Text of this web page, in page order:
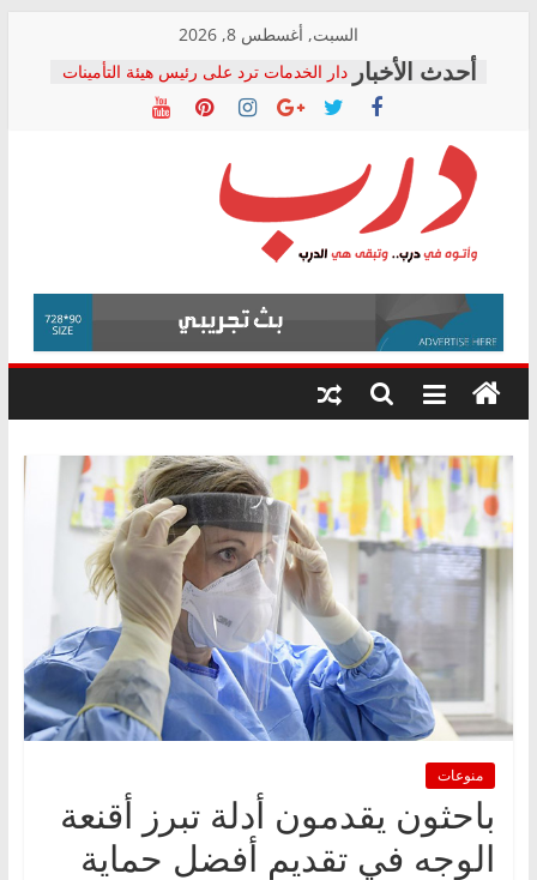
content
السبت, أغسطس 8, 2026
دار الخدمات ترد على رئيس هيئة التأمينات
بعد مؤتمره الصحفي: إنكار الأزمة لا ينهي
معاناة أصحاب المعاشات.. ونطالب بكشف
فرحات سليمان يكتب: القطاع الصحي إلى
أين؟
حزب التحالف الشعبي يطلق لجنة “الحق
في الصحة” بالإسكندرية لرصد الانتهاكات
ودعم المرضى
الوزاري لمدينة الصحفيين.. وانتهاء أعمال
إنشاء المبنى الإداري
المجلس القومي لحقوق الإنسان يعلن
متابعة قضية الدكتور محمد زهران.. ويؤكد:
قرينة البراءة وضمانات المحاكمة العادلة
درب
وأتوه
درب..
وتبقى
هي
منوعات
باحثون يقدمون أدلة تبرز أقنعة
الوجه في تقديم أفضل حماية